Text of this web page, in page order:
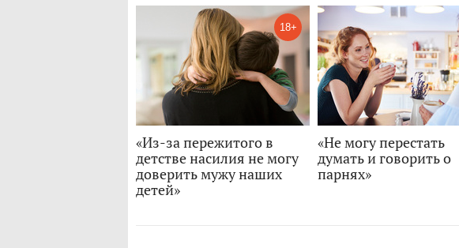
18+
«Из-за пережитого в
детстве насилия не могу
доверить мужу наших
детей»
«Не могу перестать
думать и говорить о
парнях»